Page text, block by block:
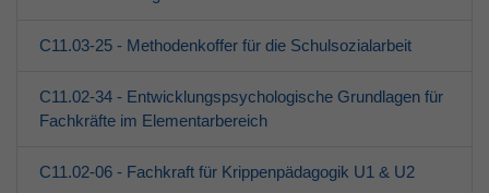
C11.03-25 - Methodenkoffer für die Schulsozialarbeit
C11.02-34 - Entwicklungspsychologische Grundlagen für
Fachkräfte im Elementarbereich
C11.02-06 - Fachkraft für Krippenpädagogik U1 & U2